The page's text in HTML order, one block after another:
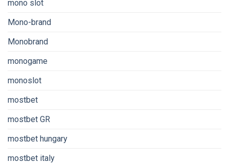
mono slot
Mono-brand
Monobrand
monogame
monoslot
mostbet
mostbet GR
mostbet hungary
mostbet italy